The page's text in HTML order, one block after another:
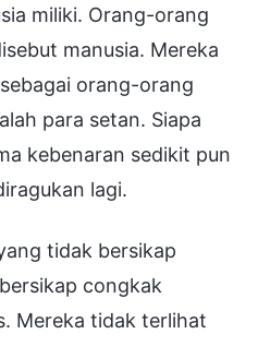
tidak bersikap
congkak
Mereka tidak terlihat